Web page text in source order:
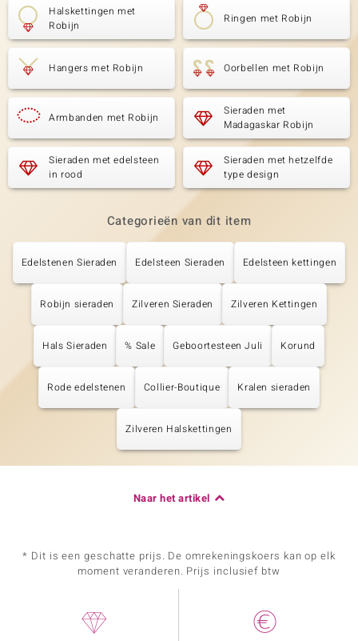
Halskettingen met
Robijn
Ringen met Robijn
Hangers met Robijn Oorbellen met Robijn
Armbanden met Robijn
Sieraden met
Madagaskar Robijn
Sieraden met edelsteen
in rood
Sieraden met hetzelfde
type design
Categorieën van dit item
Edelstenen Sieraden Edelsteen Sieraden Edelsteen kettingen
Robijn sieraden Zilveren Sieraden Zilveren Kettingen
Hals Sieraden % Sale Geboortesteen Juli Korund
Rode edelstenen Collier-Boutique Kralen sieraden
Zilveren Halskettingen
Naar het artikel
* Dit is een geschatte prijs. De omrekeningskoers kan op elk
moment veranderen. Prijs inclusief btw